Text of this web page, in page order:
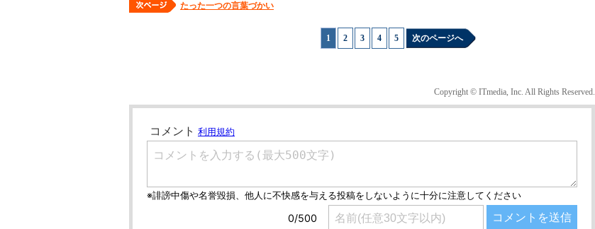
たった一つの言葉づかい
1 2 3 4 5 次のページへ
Copyright © ITmedia, Inc. All Rights Reserved.